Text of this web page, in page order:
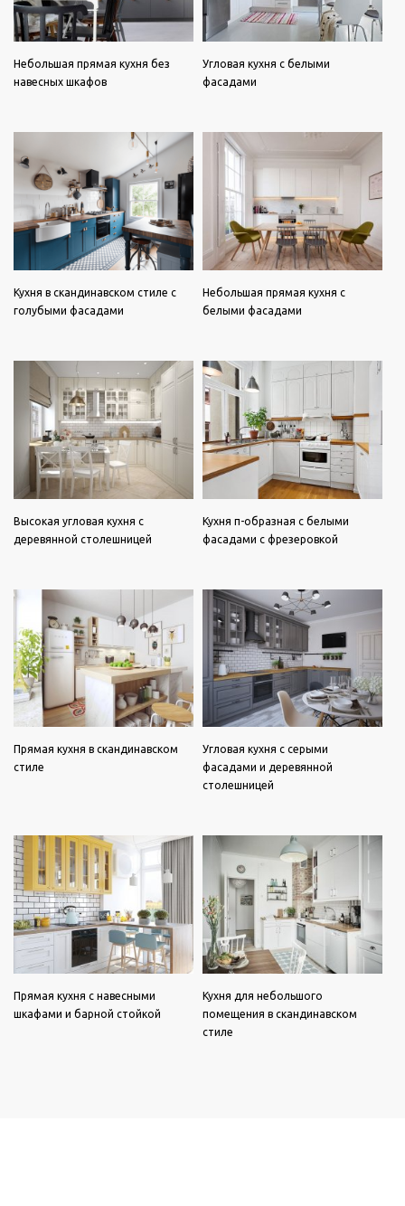
Небольшая прямая кухня без
навесных шкафов
Угловая кухня с белыми
фасадами
Кухня в скандинавском стиле с
голубыми фасадами
Небольшая прямая кухня с
белыми фасадами
Высокая угловая кухня с
деревянной столешницей
Кухня п-образная с белыми
фасадами с фрезеровкой
Прямая кухня в скандинавском
стиле
Угловая кухня с серыми
фасадами и деревянной
столешницей
Прямая кухня с навесными
шкафами и барной стойкой
Кухня для небольшого
помещения в скандинавском
стиле